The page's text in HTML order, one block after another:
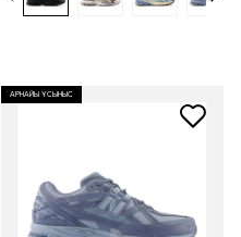
АРНАЙЫ ҰСЫНЫС